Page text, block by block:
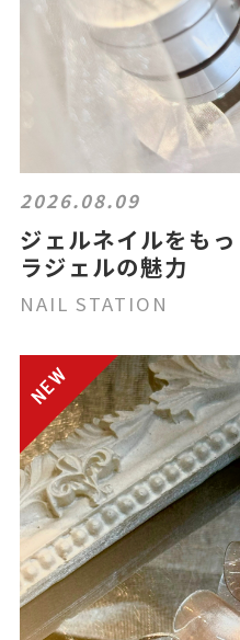
2026.08.09
ジェルネイルをも
ラジェルの魅力
NAIL STATION